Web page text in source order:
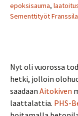
epoksisauma,
Sementtityöt Franssila
Nyt oli vuorossa
hetki, jolloin
saadaan Aitokiven
laattalattia. PHS-